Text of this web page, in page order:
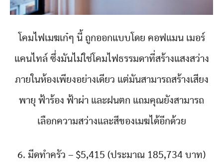
โคมไฟเมฆเก๋ๆ นี้ ถูกออกแบบโดย คอฟแมน เมอร์
แคนไทล์ ซึ่งมันไม่ใช่โคมไฟธรรมดาที่สร้างแสงสว่าง
ภายในห้องเพียงอย่างเดียว แต่มันสามารถสร้างเสียง
พายุ ฟ้าร้อง ฟ้าผ่า และฝนตก แถมคุณยังสามารถ
เลือกความสว่างและสีของเมฆได้อีกด้วย
6. มีดทำครัว – $5,415 (ประมาณ 185,734 บาท)